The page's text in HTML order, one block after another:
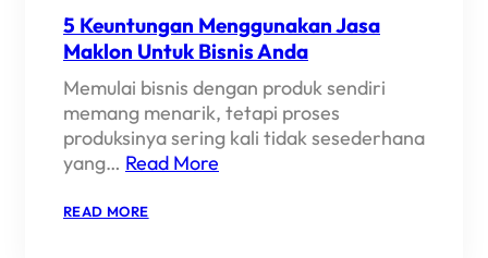
5 Keuntungan Menggunakan Jasa
Maklon Untuk Bisnis Anda
Memulai bisnis dengan produk sendiri
memang menarik, tetapi proses
produksinya sering kali tidak sesederhana
yang… Read More
READ MORE: